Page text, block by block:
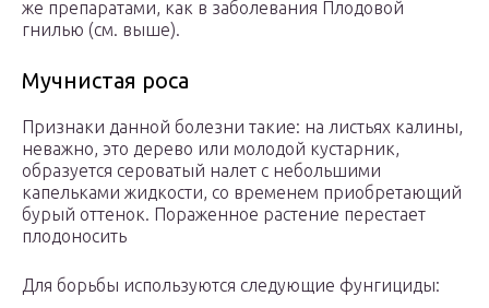
же препаратами, как в заболевания Плодовой
гнилью (см. выше).
Мучнистая роса
Признаки данной болезни такие: на листьях калины,
неважно, это дерево или молодой кустарник,
образуется сероватый налет с небольшими
капельками жидкости, со временем приобретающий
бурый оттенок. Пораженное растение перестает
плодоносить
Для борьбы используются следующие фунгициды: